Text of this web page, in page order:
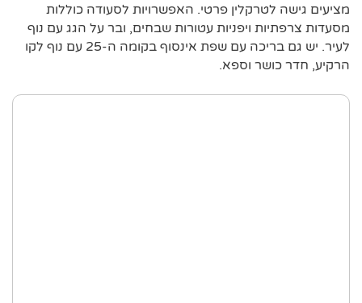
מציעים גישה לטרקלין פרטי. האפשרויות לסעודה כוללות
מסעדות צרפתיות ויפניות עטורות שבחים, ובר על הגג עם נוף
לעיר. יש גם בריכה עם שפת אינסוף בקומה ה-25 עם נוף לקו
הרקיע, חדר כושר וספא.